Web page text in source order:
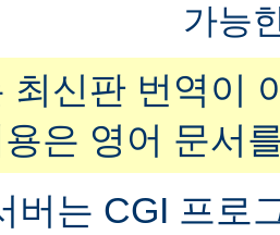
가능
최신판 번역이
은 영어 문서
버는 CGI 프로